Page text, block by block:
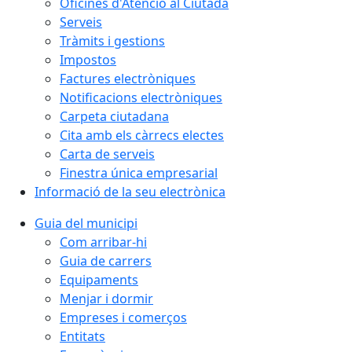
Serveis
Tràmits i gestions
Impostos
Factures electròniques
Notificacions electròniques
Carpeta ciutadana
Cita amb els càrrecs electes
Carta de serveis
Finestra única empresarial
Informació de la seu electrònica
Guia del municipi
Com arribar-hi
Guia de carrers
Equipaments
Menjar i dormir
Empreses i comerços
Entitats